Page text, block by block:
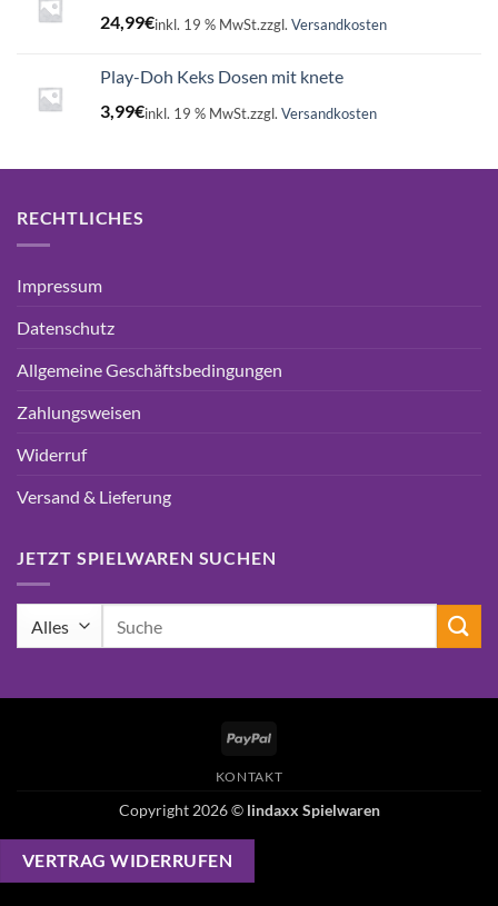
24,99€inkl. 19 % MwSt.zzgl. Versandkosten
Play-Doh Keks Dosen mit knete
3,99€inkl. 19 % MwSt.zzgl. Versandkosten
RECHTLICHES
Impressum
Datenschutz
Allgemeine Geschäftsbedingungen
Zahlungsweisen
Widerruf
Versand & Lieferung
JETZT SPIELWAREN SUCHEN
PayPal
KONTAKT
Copyright 2026 © lindaxx Spielwaren
VERTRAG WIDERRUFEN